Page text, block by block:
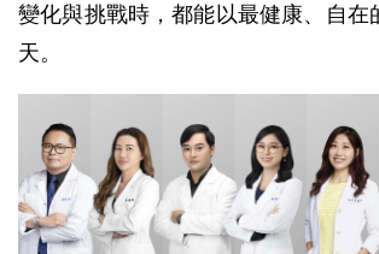
變化與挑戰時，都能以最健康、自在
天。